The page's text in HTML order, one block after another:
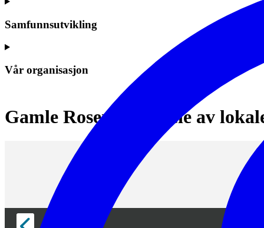
Samfunnsutvikling
Vår organisasjon
Gamle Rosenberg - leie av